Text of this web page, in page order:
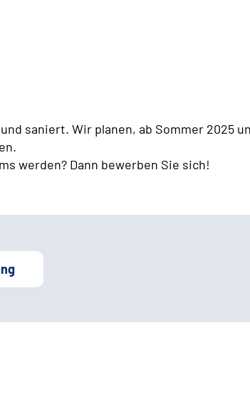
saniert. Wir planen, ab Sommer 2025
werden? Dann bewerben Sie sich!